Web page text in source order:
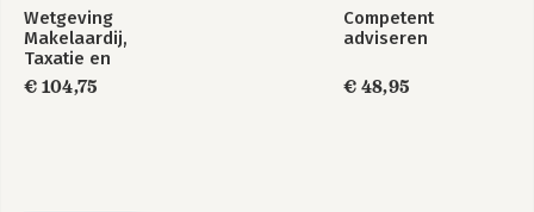
Wetgeving
Makelaardij,
Taxatie en
Vastgoed. Editie
2026-2027
€ 104,75
Competent
adviseren
€ 48,95